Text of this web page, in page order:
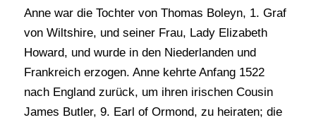
Anne war die Tochter von Thomas Boleyn, 1. Graf
von Wiltshire, und seiner Frau, Lady Elizabeth
Howard, und wurde in den Niederlanden und
Frankreich erzogen. Anne kehrte Anfang 1522
nach England zurück, um ihren irischen Cousin
James Butler, 9. Earl of Ormond, zu heiraten; die